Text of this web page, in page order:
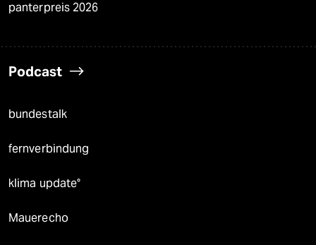
panterpreis 2026
Podcast
bundestalk
fernverbindung
klima update°
Mauerecho